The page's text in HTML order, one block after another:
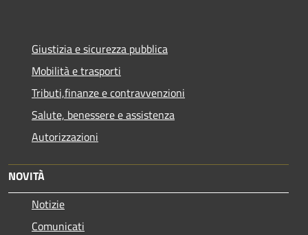
Giustizia e sicurezza pubblica
Mobilità e trasporti
Tributi,finanze e contravvenzioni
Salute, benessere e assistenza
Autorizzazioni
NOVITÀ
Notizie
Comunicati